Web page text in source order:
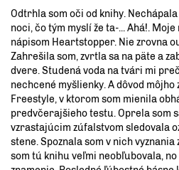
Odtrhla som oči od knihy.
noci, čo tým myslí že ta-... Ahá!.
nápisom Heartstopper. Nie zrovna
Zahrešila som, zvrtla sa na päte a
dvere. Studená voda na tvári mi
nechcené myšlienky. A dôvod môjho
Freestyle, v ktorom som mienila
predvčerajšieho testu. Oprela som
vzrastajúcim zúfalstvom sledovala
stene. Spoznala som v nich
som tú knihu veľmi neobľubovala,